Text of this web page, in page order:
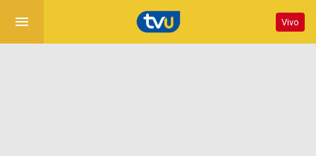
menu Vivo